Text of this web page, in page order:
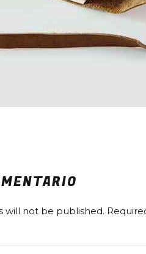
will not be published.